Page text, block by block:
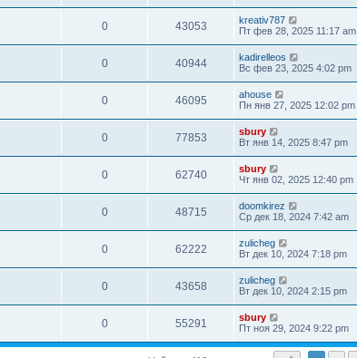
0 43053
kreativ787
Пт фев 28, 2025 11:17 am
0 40944
kadirelleos
Вс фев 23, 2025 4:02 pm
0 46095
ahouse
Пн янв 27, 2025 12:02 pm
0 77853
sbury
Вт янв 14, 2025 8:47 pm
0 62740
sbury
Чт янв 02, 2025 12:40 pm
0 48715
doomkirez
Ср дек 18, 2024 7:42 am
0 62222
zulicheg
Вт дек 10, 2024 7:18 pm
0 43658
zulicheg
Вт дек 10, 2024 2:15 pm
0 55291
sbury
Пт ноя 29, 2024 9:22 pm